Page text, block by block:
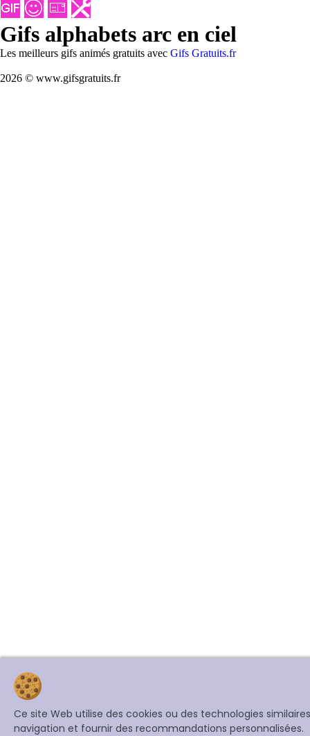
Gifs alphabets arc en ciel
Les meilleurs gifs animés gratuits avec Gifs Gratuits.fr
2026 © www.gifsgratuits.fr
Ce site Web utilise des cookies ou des technologies
navigation et fournir des recommandations personnalisées.